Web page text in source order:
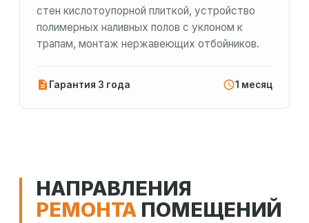
стен кислотоупорной плиткой, устройство
полимерных наливных полов с уклоном к
трапам, монтаж нержавеющих отбойников.
Гарантия 3 года 1 месяц
НАПРАВЛЕНИЯ
РЕМОНТА ПОМЕЩЕНИЙ